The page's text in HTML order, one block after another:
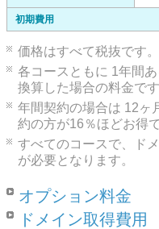
初期費用
価格はすべて税抜です
各コースともに 1年間
換算した場合の料金で
年間契約の場合は 12ヶ
約の方が16％ほどお得
すべてのコースで、ド
が必要となります。
オプション料金
ドメイン取得費用